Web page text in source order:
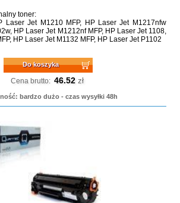
toner:
Laser Jet M1210 MFP, HP Laser Jet M1217nfw
HP Laser Jet M1212nf MFP, HP Laser Jet 1108,
HP Laser Jet M1132 MFP, HP Laser Jet P1102
Do koszyka
Cena brutto: 46.52 zł
bardzo dużo - czas wysyłki 48h